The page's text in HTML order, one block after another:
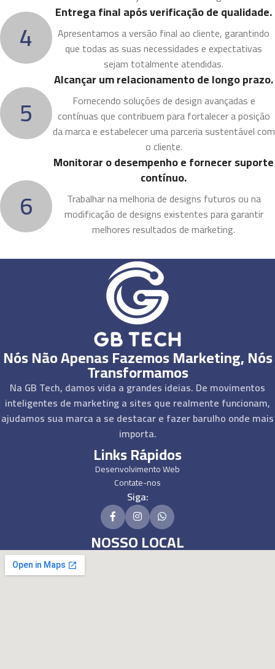
4
Entrega final após verificação de qualidade.
Apresentamos a versão final ao cliente, garantindo
que todas as suas necessidades e expectativas
sejam totalmente atendidas.
5
Alcançar um relacionamento de longo prazo.
Fornecendo soluções de design avançadas e
contínuas que contribuem para fortalecer a posição
da marca e estabelecer uma parceria sustentável com
o cliente.
6
Monitorar o desempenho e fornecer suporte
contínuo.
Trabalhar na melhoria de designs futuros ou na
modificação de designs existentes para garantir
melhores resultados de marketing.
NOSSO LOCAL
Links Rápidos
Desenvolvimento Web
Contate-nos
Siga:
Nós Não Apenas Fazemos Marketing, Nós
Transformamos
Na GB Tech, damos vida a grandes ideias. De movimentos
inteligentes de marketing a sites que realmente funcionam,
ajudamos sua marca a se destacar e fazer barulho onde mais
importa.